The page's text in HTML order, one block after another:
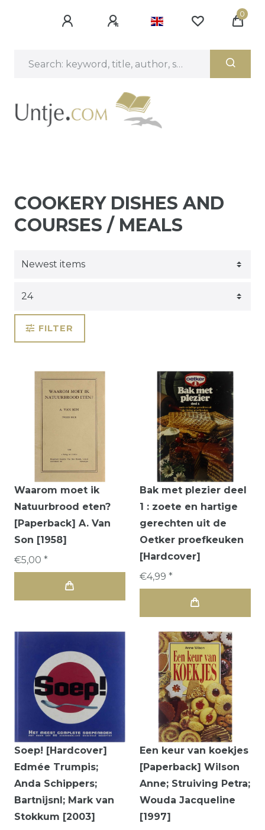
0
COOKERY DISHES AND
COURSES / MEALS
FILTER
Waarom moet ik
Natuurbrood eten?
[Paperback] A. Van
Son [1958]
€5,00 *
Bak met plezier deel
1 : zoete en hartige
gerechten uit de
Oetker proefkeuken
[Hardcover]
€4,99 *
Soep! [Hardcover]
Edmée Trumpis;
Anda Schippers;
Bartnijsnl; Mark van
Stokkum [2003]
Een keur van koekjes
[Paperback] Wilson
Anne; Struiving Petra;
Wouda Jacqueline
[1997]